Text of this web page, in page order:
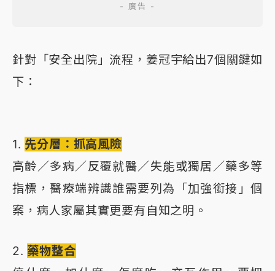
針對「安全出院」流程，姜冠宇給出7個關鍵如
下：
1. 先分層：抓高風險
高齡／多病／反覆就醫／失能或獨居／藥多等
指標，醫療端辨識誰需要列為「加強銜接」個
案，病人家屬其實更要有自知之明。
2. 藥物整合